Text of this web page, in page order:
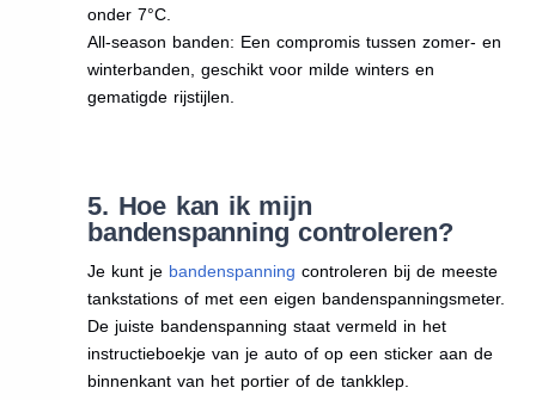
onder 7°C.
All-season banden: Een compromis tussen zomer- en
winterbanden, geschikt voor milde winters en
gematigde rijstijlen.
5. Hoe kan ik mijn
bandenspanning controleren?
Je kunt je bandenspanning controleren bij de meeste
tankstations of met een eigen bandenspanningsmeter.
De juiste bandenspanning staat vermeld in het
instructieboekje van je auto of op een sticker aan de
binnenkant van het portier of de tankklep.